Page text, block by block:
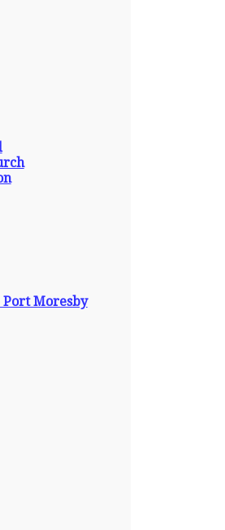
Port Moresby